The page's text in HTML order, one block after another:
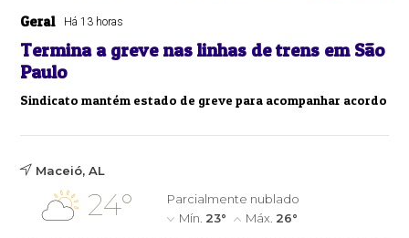
Geral Há 13 horas
Termina a greve nas linhas de trens em São
Paulo
Sindicato mantém estado de greve para acompanhar acordo
Maceió, AL
24°
Parcialmente nublado
Mín. 23° Máx. 26°